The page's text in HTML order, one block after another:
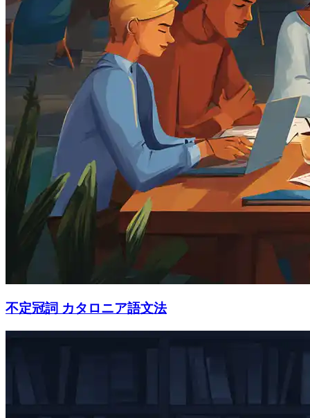
不定冠詞 カタロニア語文法